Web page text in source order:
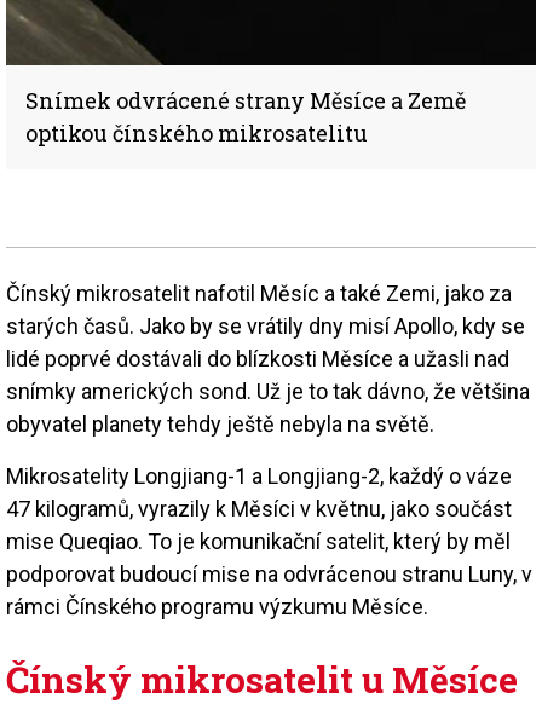
Snímek odvrácené strany Měsíce a Země
optikou čínského mikrosatelitu
Čínský mikrosatelit nafotil Měsíc a také Zemi, jako za
starých časů. Jako by se vrátily dny misí Apollo, kdy se
lidé poprvé dostávali do blízkosti Měsíce a užasli nad
snímky amerických sond. Už je to tak dávno, že většina
obyvatel planety tehdy ještě nebyla na světě.
Mikrosatelity Longjiang-1 a Longjiang-2, každý o váze
47 kilogramů, vyrazily k Měsíci v květnu, jako součást
mise Queqiao. To je komunikační satelit, který by měl
podporovat budoucí mise na odvrácenou stranu Luny, v
rámci Čínského programu výzkumu Měsíce.
Čínský mikrosatelit u Měsíce